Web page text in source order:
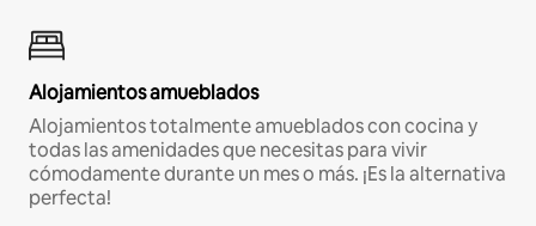
Alojamientos amueblados
Alojamientos totalmente amueblados con cocina y
todas las amenidades que necesitas para vivir
cómodamente durante un mes o más. ¡Es la alternativa
perfecta!